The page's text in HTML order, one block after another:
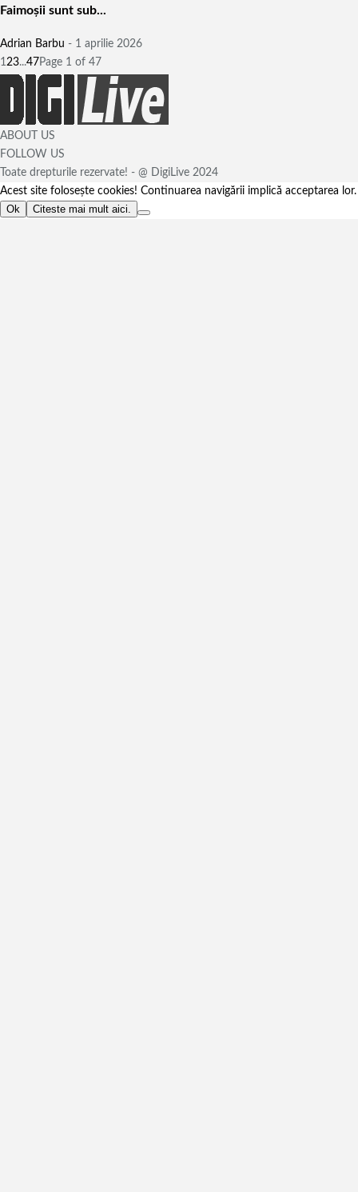
Faimoșii sunt sub...
Adrian Barbu - 1 aprilie 2026
1 23...47Page 1 of 47
ABOUT US
FOLLOW US
Toate drepturile rezervate! - @ DigiLive 2024
Acest site foloseşte cookies! Continuarea navigării implică acceptarea lor.
Ok Citeste mai mult aici.